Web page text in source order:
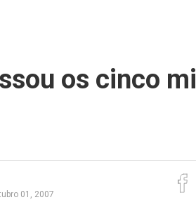
os cinco mil
01, 2007